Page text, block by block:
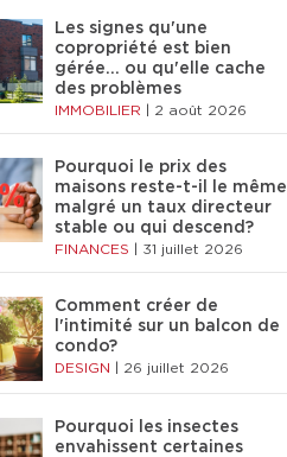
Les signes qu'une
copropriété est bien
gérée… ou qu'elle cache
des problèmes
IMMOBILIER 2 août 2026
Pourquoi le prix des
maisons reste-t-il le même
malgré un taux directeur
stable ou qui descend?
FINANCES 31 juillet 2026
Comment créer de
l'intimité sur un balcon de
condo?
DESIGN 26 juillet 2026
Pourquoi les insectes
envahissent certaines